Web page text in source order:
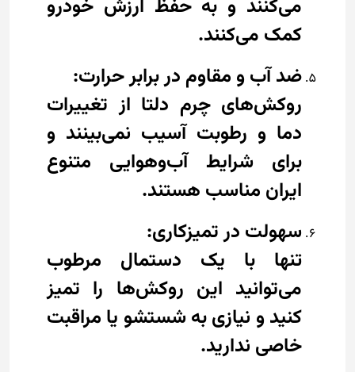
می‌کنند و به حفظ ارزش خودرو
کمک می‌کنند.
ضد آب و مقاوم در برابر حرارت:
روکش‌های چرم دلتا از تغییرات
دما و رطوبت آسیب نمی‌بینند و
برای شرایط آب‌وهوایی متنوع
ایران مناسب هستند.
سهولت در تمیزکاری:
تنها با یک دستمال مرطوب
می‌توانید این روکش‌ها را تمیز
کنید و نیازی به شستشو یا مراقبت
خاصی ندارید.